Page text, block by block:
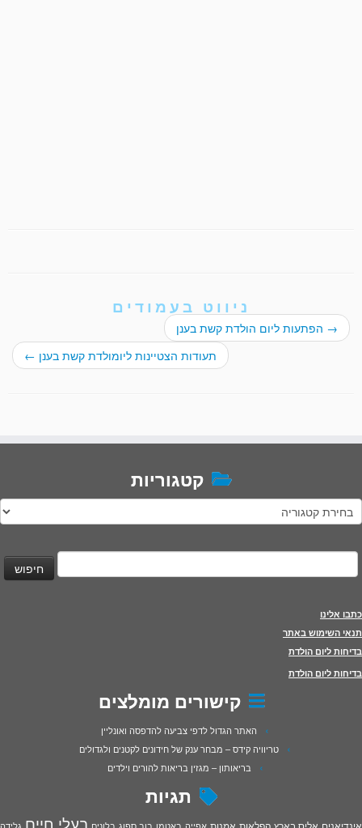
ניווט בעמודים
→ הפתעות ליום הולדת קשת בענן
תעודות הצטיינות ליומולדת קשת בענן ←
קטגוריות
קטגוריות
חיפוש:
כתבו אלינו
תנאי השימוש באתר
בדיחות ליום הולדת
בדיחות ליום הולדת
קישורים מומלצים
האתר הגדול לדפי צביעה להדפסה ואונליין
טריוויה קידס – מבחר ענק של חידונים לקטנים ולגדולים
בריאותון – מגזין בריאות להורים וילדים
תגיות
אליס בארץ הפלאות בעלי חיים